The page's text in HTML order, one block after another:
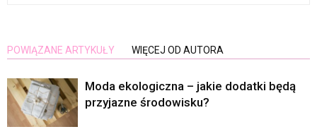
POWIĄZANE ARTYKUŁY WIĘCEJ OD AUTORA
Moda ekologiczna – jakie dodatki będą
przyjazne środowisku?